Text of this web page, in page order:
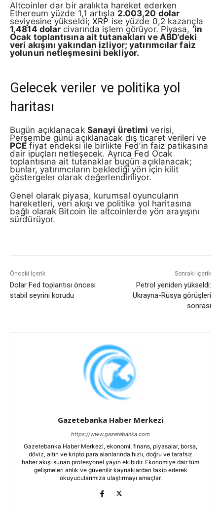
Altcoinler dar bir aralıkta hareket ederken
Ethereum yüzde 1,1 artışla 2.003,20 dolar
seviyesine yükseldi; XRP ise yüzde 0,2 kazançla
1,4814 dolar civarında işlem görüyor. Piyasa, ’in
Ocak toplantısına ait tutanakları ve ABD’deki
veri akışını yakından izliyor; yatırımcılar faiz
yolunun netleşmesini bekliyor.
Gelecek veriler ve politika yol
haritası
Bugün açıklanacak Sanayi üretimi verisi,
Perşembe günü açıklanacak dış ticaret verileri ve
PCE fiyat endeksi ile birlikte Fed’in faiz patikasına
dair ipuçları netleşecek. Ayrıca Fed Ocak
toplantısına ait tutanaklar bugün açıklanacak;
bunlar, yatırımcıların beklediği yön için kilit
göstergeler olarak değerlendiriliyor.
Genel olarak piyasa, kurumsal oyuncuların
hareketleri, veri akışı ve politika yol haritasına
bağlı olarak Bitcoin ile altcoinlerde yön arayışını
sürdürüyor.
Önceki İçerik
Dolar Fed toplantısı öncesi
stabil seyrini korudu
Sonraki İçerik
Petrol yeniden yükseldi:
Ukrayna-Rusya görüşleri
sonrası
Gazetebanka Haber Merkezi
https://www.gazetebanka.com
Gazetebanka Haber Merkezi, ekonomi, finans, piyasalar, borsa,
döviz, altın ve kripto para alanlarında hızlı, doğru ve tarafsız
haber akışı sunan profesyonel yayın ekibidir. Ekonomiye dair tüm
gelişmeleri anlık ve güvenilir kaynaklardan takip ederek
okuyucularımıza ulaştırmayı amaçlar.